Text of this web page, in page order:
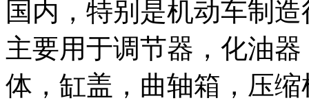
国内，特别是机动车制
主要用于调节器，化油
体，缸盖，曲轴箱，压